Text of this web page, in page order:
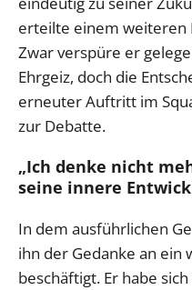
erteilte einem weiteren
Zwar verspüre er
Ehrgeiz, doch die
erneuter Auftritt im
zur Debatte.
„Ich denke nicht
seine innere
In dem ausführlichen
ihn der Gedanke an
beschäftigt. Er habe